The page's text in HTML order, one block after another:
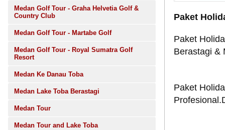
Medan Golf Tour - Graha Helvetia Golf &
Country Club
Medan Golf Tour - Martabe Golf
Medan Golf Tour - Royal Sumatra Golf
Resort
Medan Ke Danau Toba
Medan Lake Toba Berastagi
Medan Tour
Medan Tour and Lake Toba
Paket
Paket
Berastagi &
Paket